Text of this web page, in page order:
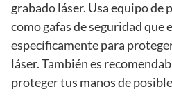
grabado láser. Usa equipo de
como gafas de seguridad que
específicamente para
láser. También es
proteger tus manos de